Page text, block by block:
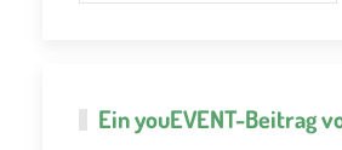
EinyouEVENT-Beitrag